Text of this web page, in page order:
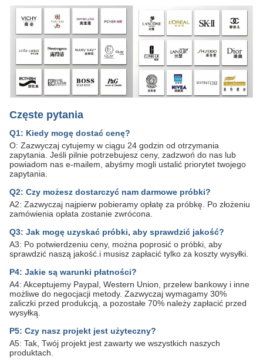
Częste pytania
Q1: Kiedy mogę dostać cenę?
O: Zazwyczaj cytujemy w ciągu 24 godzin od otrzymania
zapytania. Jeśli pilnie potrzebujesz ceny, zadzwoń do nas lub
powiadom nas e-mailem, abyśmy mogli ustalić priorytet twojego
zapytania.
Q2: Czy możesz dostarczyć nam darmowe próbki?
A2: Zazwyczaj najpierw pobieramy opłatę za próbkę. Po złożeniu
zamówienia opłata zostanie zwrócona.
Q3: Jak mogę uzyskać próbki, aby sprawdzić jakość?
A3: Po potwierdzeniu ceny, można poprosić o próbki, aby
sprawdzić naszą jakość.i musisz zapłacić tylko za koszty wysyłki.
P4: Jakie są warunki płatności?
A4: Akceptujemy Paypal, Western Union, przelew bankowy i inne
możliwe do negocjacji metody. Zazwyczaj wymagamy 30%
zaliczki przed produkcją, a pozostałe 70% należy zapłacić przed
wysyłką.
P5: Czy nasz projekt jest użyteczny?
A5: Tak, Twój projekt jest zawarty we wszystkich naszych
produktach.